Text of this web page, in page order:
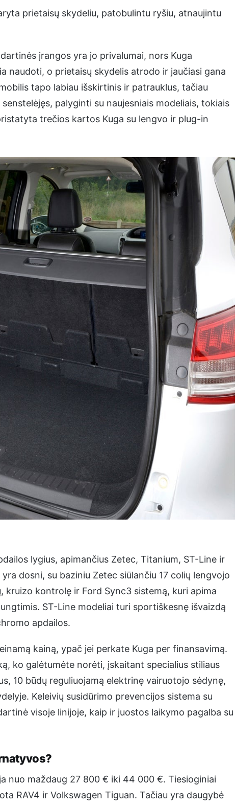
prietaisų skydeliu, patobulintu ryšiu, atnaujintu
įrangos yra jo privalumai, nors Kuga
naudoti, o prietaisų skydelis atrodo ir jaučiasi gana
tapo labiau išskirtinis ir patrauklus, tačiau
palyginti su naujesniais modeliais, tokiais
trečios kartos Kuga su lengvo ir plug-in
lygius, apimančius Zetec, Titanium, ST-Line ir
dosni, su baziniu Zetec siūlančiu 17 colių lengvojo
kruizo kontrolę ir Ford Sync3 sistemą, kuri apima
ST-Line modeliai turi sportiškesnę išvaizdą
apdailos.
kainą, ypač jei perkate Kuga per finansavimą.
ko galėtumėte norėti, įskaitant specialius stiliaus
10 būdų reguliuojamą elektrinę vairuotojo sėdynę,
Keleivių susidūrimo prevencijos sistema su
visoje linijoje, kaip ir juostos laikymo pagalba su
nuo maždaug 27 800 € iki 44 000 €. Tiesioginiai
RAV4 ir Volkswagen Tiguan. Tačiau yra daugybė